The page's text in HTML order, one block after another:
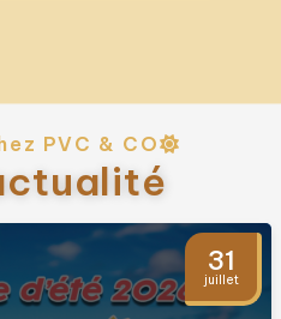
PVC & CO
31
juillet